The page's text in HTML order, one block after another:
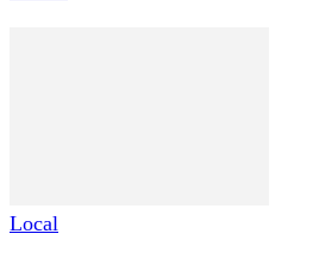
Local